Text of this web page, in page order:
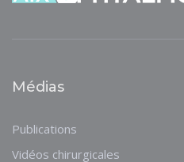
Médias
Publications
Vidéos chirurgicales